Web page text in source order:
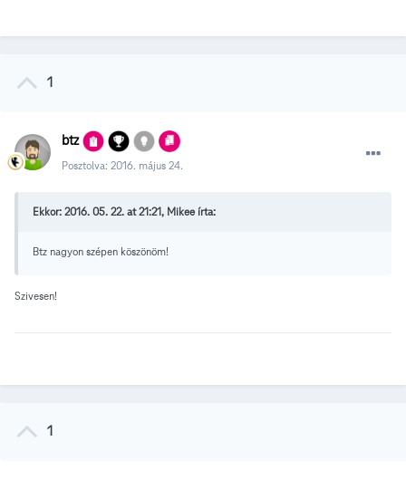
1
btz
Posztolva: 2016. május 24.
Ekkor: 2016. 05. 22. at 21:21, Mikee írta:
Btz nagyon szépen köszönöm!
Szivesen!
1